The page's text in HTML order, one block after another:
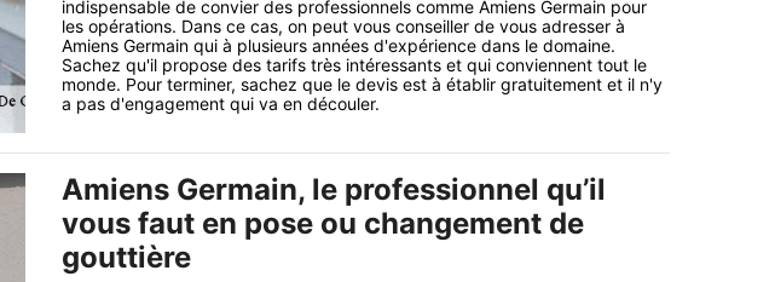
indispensable de convier des professionnels comme Amiens Germain pour
les opérations. Dans ce cas, on peut vous conseiller de vous adresser à
Amiens Germain qui à plusieurs années d'expérience dans le domaine.
Sachez qu'il propose des tarifs très intéressants et qui conviennent tout le
monde. Pour terminer, sachez que le devis est à établir gratuitement et il n'y
a pas d'engagement qui va en découler.
Amiens Germain, le professionnel qu’il
vous faut en pose ou changement de
gouttière